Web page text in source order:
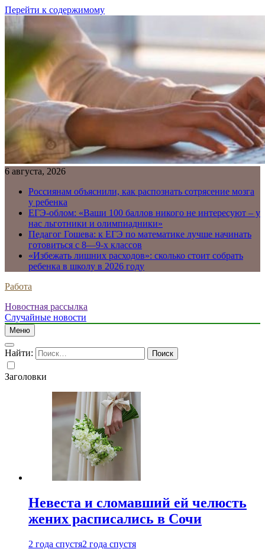
Перейти к содержимому
6 августа, 2026
Россиянам объяснили, как распознать сотрясение мозга
у ребенка
ЕГЭ-облом: «Ваши 100 баллов никого не интересуют – у
нас льготники и олимпиадники»
Педагог Гошева: к ЕГЭ по математике лучше начинать
готовиться с 8—9-х классов
«Избежать лишних расходов»: сколько стоит собрать
ребенка в школу в 2026 году
Работа
Новостная рассылка
Случайные новости
Меню
Найти:
Заголовки
Невеста и сломавший ей челюсть
жених расписались в Сочи
2 года спустя2 года спустя